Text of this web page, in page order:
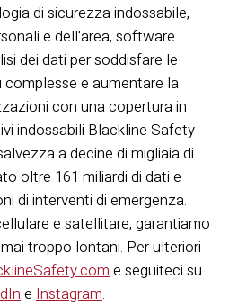
di sicurezza indossabile,
e dell'area, software
dei dati per soddisfare le
e aumentare la
con una copertura in
indossabili Blackline Safety
a decine di migliaia di
oltre 161 miliardi di dati e
di interventi di emergenza.
e satellitare, garantiamo
troppo lontani. Per ulteriori
e seguiteci su
e Instagram.